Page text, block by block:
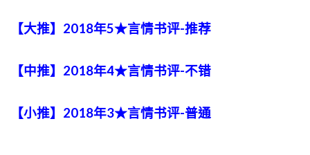
【大推】2018年5★言情书评-推荐
【中推】2018年4★言情书评-不错
【小推】2018年3★言情书评-普通